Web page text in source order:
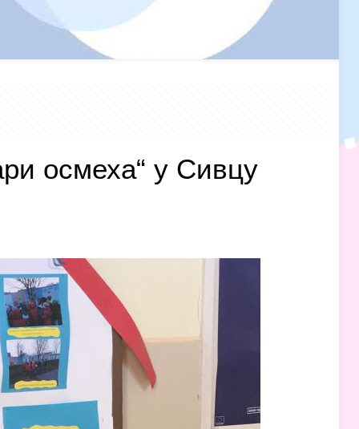
осмеха“ у Сивцу